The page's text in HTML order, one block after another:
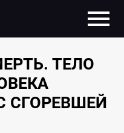
ТЕЛО
СГОРЕВШЕЙ